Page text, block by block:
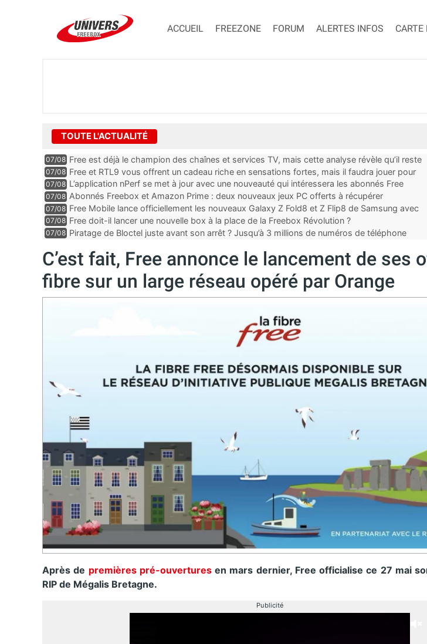
ACCUEIL FREEZONE FORUM ALERTES INFOS CARTE
TOUTE L'ACTUALITÉ
07/08 Free est déjà le champion des chaînes et services TV, mais cette analyse révèle qu’il reste
encore au moin...
07/08 Free et RTL9 vous offrent un cadeau riche en sensations fortes, mais il faudra jouer pour
l’obtenir
07/08 L’application nPerf se met à jour avec une nouveauté qui intéressera les abonnés Free
Mobile, Orange, SFR ...
07/08 Abonnés Freebox et Amazon Prime : deux nouveaux jeux PC offerts à récupérer
07/08 Free Mobile lance officiellement les nouveaux Galaxy Z Fold8 et Z Flip8 de Samsung avec
des promos et des cadeaux
07/08 Free doit-il lancer une nouvelle box à la place de la Freebox Révolution ?
07/08 Piratage de Bloctel juste avant son arrêt ? Jusqu’à 3 millions de numéros de téléphone
C’est fait, Free annonce le lancement de ses
fibre sur un large réseau opéré par Orange
Après de premières pré-ouverturesen mars dernier, Free officialise ce 27 mai
RIP de Mégalis Bretagne.
Publicité